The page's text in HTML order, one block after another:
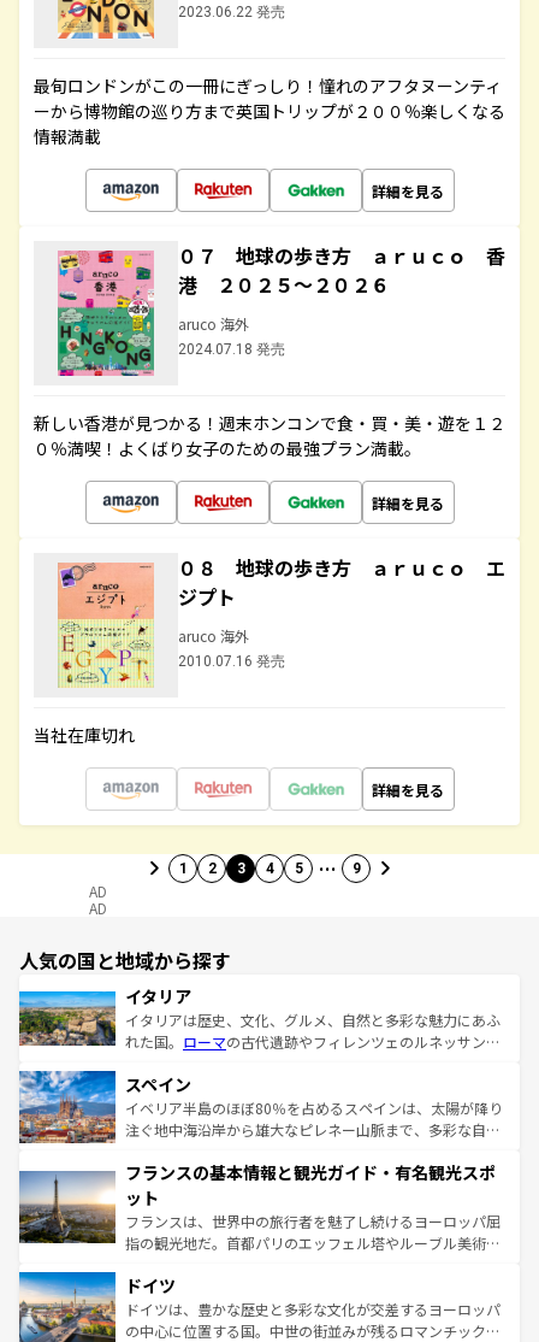
2023.06.22 発売
最旬ロンドンがこの一冊にぎっしり！憧れのアフタヌーンティ
ーから博物館の巡り方まで英国トリップが２００％楽しくなる
情報満載
詳細を見る
０７ 地球の歩き方 ａｒｕｃｏ 香
港 ２０２５～２０２６
aruco 海外
2024.07.18 発売
新しい香港が見つかる！週末ホンコンで食・買・美・遊を１２
０％満喫！よくばり女子のための最強プラン満載。
詳細を見る
０８ 地球の歩き方 ａｒｕｃｏ エ
ジプト
aruco 海外
2010.07.16 発売
当社在庫切れ
詳細を見る
1 2 3 4 5 … 9
AD
AD
人気の国と地域から探す
イタリア
イタリアは歴史、文化、グルメ、自然と多彩な魅力にあふ
れた国。 ローマの古代遺跡やフィレンツェのルネッサンス
ろん、トスカーナの美しい田園風景やアマルフィ海岸の絶
景など、自然景観も見逃せない。観光の合間には、本場の
ピザやパスタなど、絶品のイタリア料理を堪能することも
ませてくれるイタリアで、忘れられない旅をしてみよう！
なお、新着のイタリア情報は
しい。
スペイン
イベリア半島のほぼ80％を占めるスペインは、太陽が降り
注ぐ地中海沿岸から雄大なピレネー山脈まで、多彩な自然
文化が根付くこの国では、情熱的なフラメンコ、熱気あふ
れる闘牛、そして美味しいタパスが生活の一部となってい
る。首都マドリードの洗練された雰囲気や、バルセロナの
アートに溢れた街角から、地方では古代ローマ遺跡や中世
せる。地方によって風土や気候が異なるスペインはその個
性で訪れる人を魅了する。 なお、新着のスペイン情報は コ
ンテンツ一覧を参照してほしい。
フランスの基本情報と観光ガイド・有名観光スポ
ット
フランスは、世界中の旅行者を魅了し続けるヨーロッパ屈
指の観光地だ。首都パリのエッフェル塔やルーブル美術館
で、幅広い魅力が詰まっている。華麗な宮殿、歴史的な大
聖堂、美しいビーチ、そして豊かな自然が、訪れる者を心
から魅了する。また、フランスは美食の国としても知ら
ドイツ
ドイツは、豊かな歴史と多彩な文化が交差するヨーロッパ
の中心に位置する国。中世の街並みが残るロマンチック街